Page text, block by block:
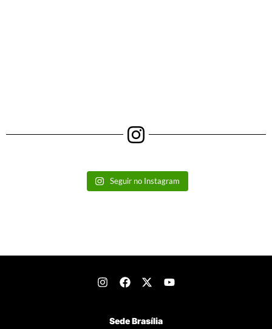
Seguir no Instagram
Sede Brasília